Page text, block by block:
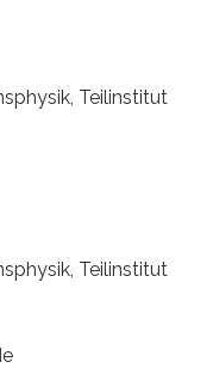
Teilinstitut
Teilinstitut